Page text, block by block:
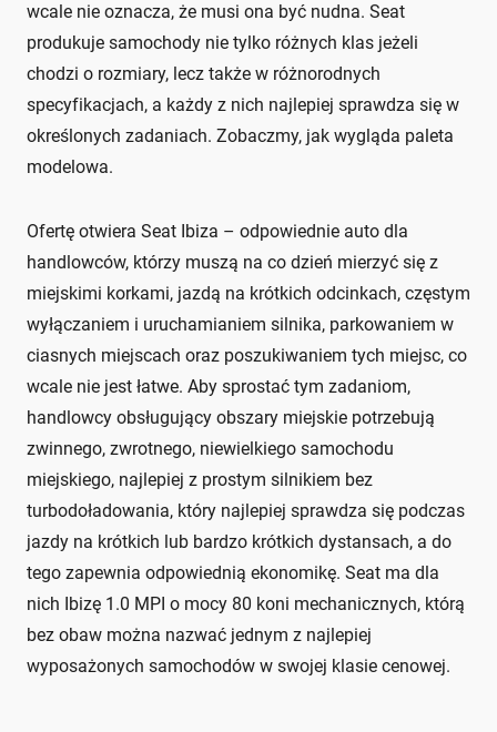
wcale nie oznacza, że musi ona być nudna. Seat
produkuje samochody nie tylko różnych klas jeżeli
chodzi o rozmiary, lecz także w różnorodnych
specyfikacjach, a każdy z nich najlepiej sprawdza się w
określonych zadaniach. Zobaczmy, jak wygląda paleta
modelowa.
Ofertę otwiera Seat Ibiza – odpowiednie auto dla
handlowców, którzy muszą na co dzień mierzyć się z
miejskimi korkami, jazdą na krótkich odcinkach, częstym
wyłączaniem i uruchamianiem silnika, parkowaniem w
ciasnych miejscach oraz poszukiwaniem tych miejsc, co
wcale nie jest łatwe. Aby sprostać tym zadaniom,
handlowcy obsługujący obszary miejskie potrzebują
zwinnego, zwrotnego, niewielkiego samochodu
miejskiego, najlepiej z prostym silnikiem bez
turbodoładowania, który najlepiej sprawdza się podczas
jazdy na krótkich lub bardzo krótkich dystansach, a do
tego zapewnia odpowiednią ekonomikę. Seat ma dla
nich Ibizę 1.0 MPI o mocy 80 koni mechanicznych, którą
bez obaw można nazwać jednym z najlepiej
wyposażonych samochodów w swojej klasie cenowej.